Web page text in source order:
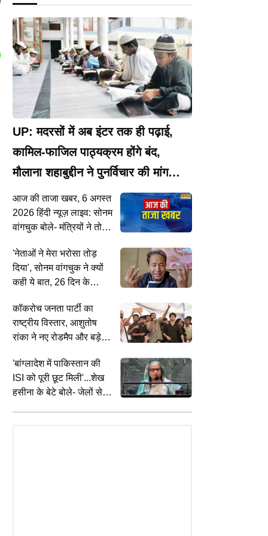
AFG ODI: बारिश के चलते टूटा
2027 में सीधा एंट्री का सपना,
है केवल एक कठिन रास्ता
रिजर्व्ड स्पेशल ट्रेनों का किराया रेगुलर से
ज्यादा क्यों होता है? रेल मंत्री अश्विनी वैष्णव
ने संसद में दी पूरी जानकारी
UP: मदरसों में अब इंटर तक ही पढ़ाई,
कामिल-फाजिल पाठ्यक्रम होंगे बंद,
मौलाना शहाबुद्दीन ने पुनर्विचार की मांग
उठाई
आज की ताजा खबर, 6 अगस्त
2026 हिंदी न्यूज़ लाइव: सोनम
वांगचुक बोले- मंत्रियों ने तोड़ा
से उठे आरक्षण विरोधी स्वर,
ईरान ने कहा, 'मोजतबा खामेनेई
से संपर्क करना बेहद कठिन'
'नेताओं ने मेरा भरोसा तोड़
दिया', सोनम वांगचुक ने क्यों
कही ये बात, 26 दिन के
कॉकरोच जनता पार्टी का
राष्ट्रीय विस्तार, आशुतोष
रांका ने नए रोडमैप और बड़े
दिन अहम
'बांग्लादेश में पाकिस्तान की
ISI को पूरी छूट मिली'...शेख
हसीना के बेटे बोले- जेलों से